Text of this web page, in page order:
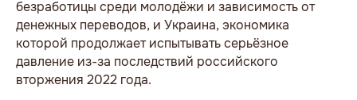
безработицы среди молодёжи и зависимость от
денежных переводов, и Украина, экономика
которой продолжает испытывать серьёзное
давление из-за последствий российского
вторжения 2022 года.